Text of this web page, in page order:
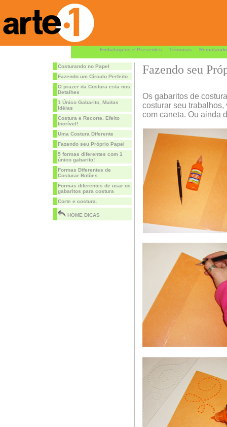
Embalagens e Presentes Técnicas Reciclando
Costurando no Papel
Fazendo um Círculo Perfeito
O prazer da Costura esta nos
Detalhes
1 Único Gabarito, Muitas
Idéias
Costura e Recorte. Efeito
Incrível!
Uma Costura Diferente
Fazendo seu Próprio Papel
5 formas diferentes com 1
único gabarito!
Formas Diferentes de
Costurar Botões
Formas diferentes de usar os
gabaritos para costura
Corte e costura.
HOME DICAS
Fazendo seu
Os gabaritos de
costurar seu
com caneta. Ou ainda